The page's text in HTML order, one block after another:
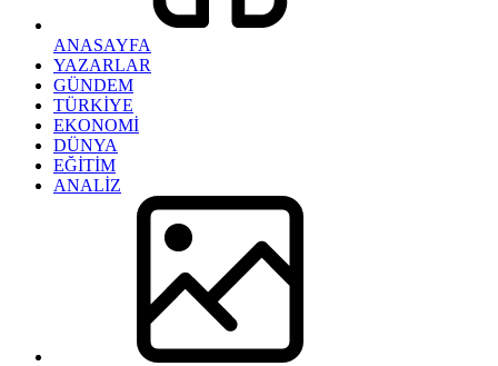
ANASAYFA
YAZARLAR
GÜNDEM
TÜRKİYE
EKONOMİ
DÜNYA
EĞİTİM
ANALİZ